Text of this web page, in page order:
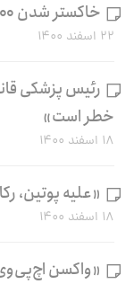
خاکستر شدن ۱۰۰هزار هکتار جنگل و مرتع طی ۵ سال
۲۲ اسفند ۱۴۰۰
رئیس پزشکی
خطر است»
۱۸ اسفند ۱۴۰۰
«علیه پوتین،
۱۸ اسفند ۱۴۰۰
«واکسن